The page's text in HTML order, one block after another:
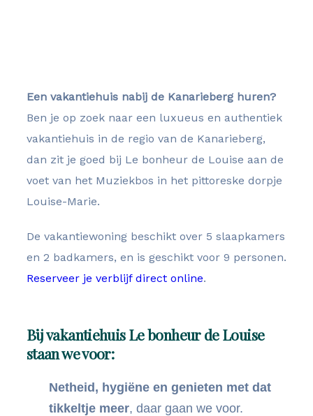
Een vakantiehuis nabij de Kanarieberg huren?
Ben je op zoek naar een luxueus en authentiek
vakantiehuis in de regio van de Kanarieberg,
dan zit je goed bij Le bonheur de Louise aan de
voet van het Muziekbos in het pittoreske dorpje
Louise-Marie.
De vakantiewoning beschikt over 5 slaapkamers
en 2 badkamers, en is geschikt voor 9 personen.
Reserveer je verblijf direct online.
Bij vakantiehuis Le bonheur de Louise
staan we voor:
Netheid, hygiëne en genieten met dat
tikkeltje meer, daar gaan we voor.